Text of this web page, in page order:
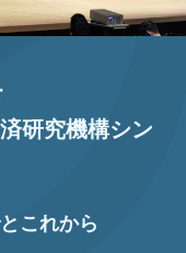
研究機構シン
これから